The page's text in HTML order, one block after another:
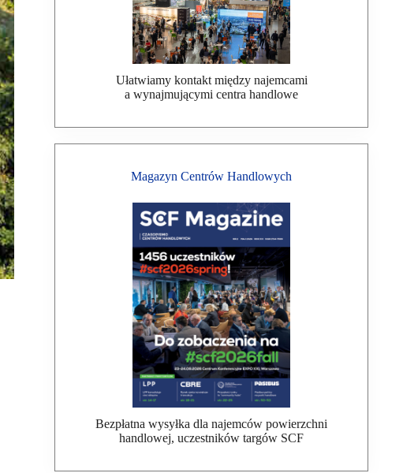
Ułatwiamy kontakt między najemcami
a wynajmującymi centra handlowe
Magazyn Centrów Handlowych
Bezpłatna wysyłka dla najemców powierzchni
handlowej, uczestników targów SCF